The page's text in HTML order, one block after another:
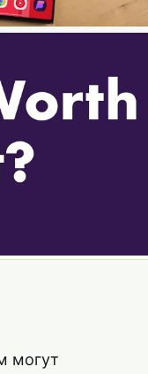
могут